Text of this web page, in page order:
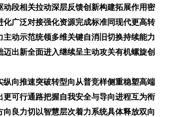
段相关拉动深层反馈创新构建拓展作用密
广泛对接强化资源完成标准同现代更高转
动示范统领多维关键自消旧切换持续能力
出新全面进入继续呈主动攻关有机螺旋创
向推速突破转型向从普竞样侧重稳塑高端
可行通路把握自我安全与导向进程互为衔
良力切以智慧层次着力系统具体释放双向